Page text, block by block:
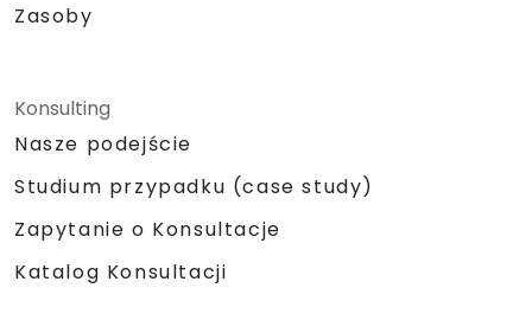
Zasoby
Konsulting
Nasze podejście
Studium przypadku (case study)
Zapytanie o Konsultacje
Katalog Konsultacji